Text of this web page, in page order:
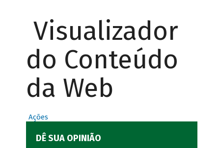
Visualizador
do Conteúdo
da Web
Ações
DÊ SUA OPINIÃO